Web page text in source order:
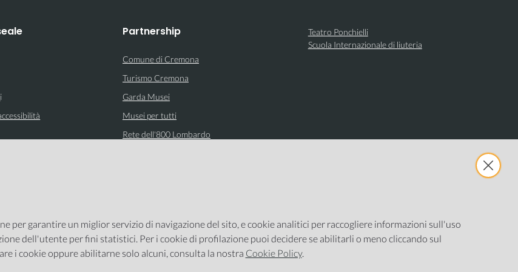
i
Partnership
Comune di Cremona
Turismo Cremona
Garda Musei
Musei per tutti
Rete dell'800 Lombardo
Teatro Ponchielli
Scuola Internazionale di liuteria
per garantire un miglior servizio di navigazione del sito, e cookie analitici per raccogliere informazioni sull'uso
dell'utente per fini statistici. Per i cookie di profilazione puoi decidere se abilitarli o meno cliccando sul
i cookie oppure abilitarne solo alcuni, consulta la nostra Cookie Policy.